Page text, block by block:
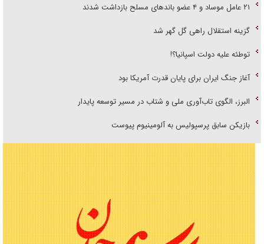
۲۱ عامل موساد و ۴ عضو باند‌های مسلح بازداشت شدند
گزینه استقلال راهی گل گهر شد
توطئه علیه دولت اسپانیا؟!
آغاز جنگ ایران برای پایان قدرت آمریکا بود
البرز، الگوی تاب‌آوری ملی و شتاب در مسیر توسعه پایدار
بازیکن سابق پرسپولیس به آلومینیوم پیوست